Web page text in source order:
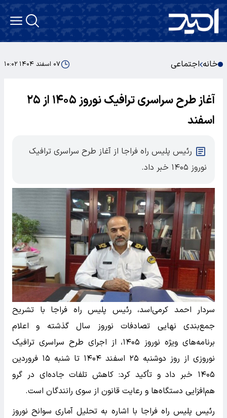
خانه اجتماعی ۰۷ اسفند ۱۴۰۴ ۱۰:۰۲
آغاز طرح سراسری ترافیک نوروز ۱۴۰۵ از ۲۵
اسفند
رئیس پلیس راه فراجا از آغاز طرح سراسری ترافیک
نوروز ۱۴۰۵ خبر داد.
سردار احمد کرمی‌اسد، رئیس پلیس راه فراجا با تشریح
جمع‌بندی نهایی تصادفات نوروز سال گذشته و اعلام
برنامه‌های ویژه نوروز ۱۴۰۵، از اجرای طرح سراسری ترافیک
نوروزی از روز دوشنبه ۲۵ اسفند ۱۴۰۴ تا شنبه ۱۵ فروردین
۱۴۰۵ خبر داد و تأکید کرد: کاهش تلفات جاده‌ای در گرو
هم‌افزایی دستگاه‌ها و رعایت قانون از سوی رانندگان است.
رئیس پلیس راه فراجا با اشاره به تحلیل آماری سوانح نوروز